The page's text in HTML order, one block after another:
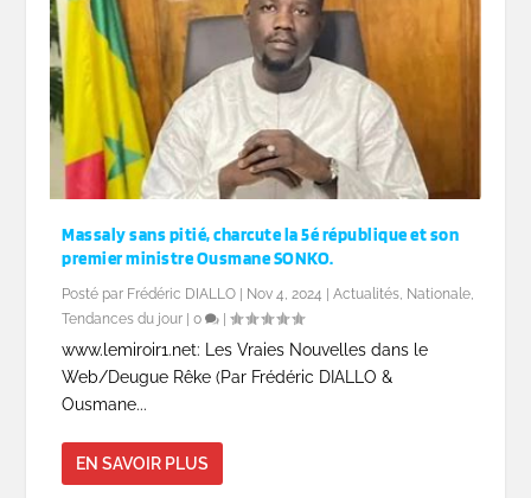
Massaly sans pitié, charcute la 5é république et son
premier ministre Ousmane SONKO.
Posté par Frédéric DIALLO Nov 4, 2024 |Actualités, Nationale,
Tendances du jour |0 |
www.lemiroir1.net: Les Vraies Nouvelles dans le
Web/Deugue Rêke (Par Frédéric DIALLO &
Ousmane...
EN SAVOIR PLUS